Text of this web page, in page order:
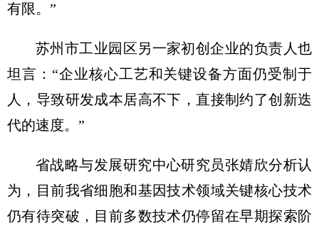
有限。”
苏州市工业园区另一家初创企业的负责人也
坦言：“企业核心工艺和关键设备方面仍受制于
人，导致研发成本居高不下，直接制约了创新迭
代的速度。”
省战略与发展研究中心研究员张婧欣分析认
为，目前我省细胞和基因技术领域关键核心技术
仍有待突破，目前多数技术仍停留在早期探索阶